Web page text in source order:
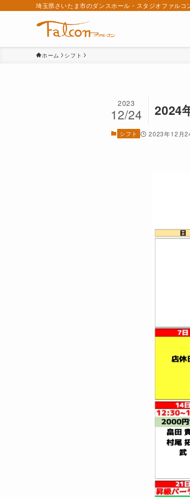
埼玉県さいたま市のダンスホール・スタジオファルコ
ホーム シフト
2024
2023
12/24
シフト 2023年12月